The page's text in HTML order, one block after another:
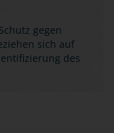
gegen
sich auf
des